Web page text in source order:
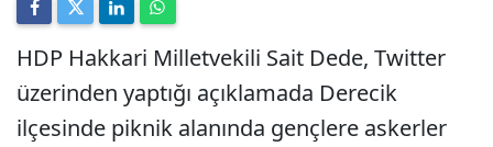
HDP Hakkari Milletvekili Sait Dede, Twitter
üzerinden yaptığı açıklamada Derecik
ilçesinde piknik alanında gençlere askerler